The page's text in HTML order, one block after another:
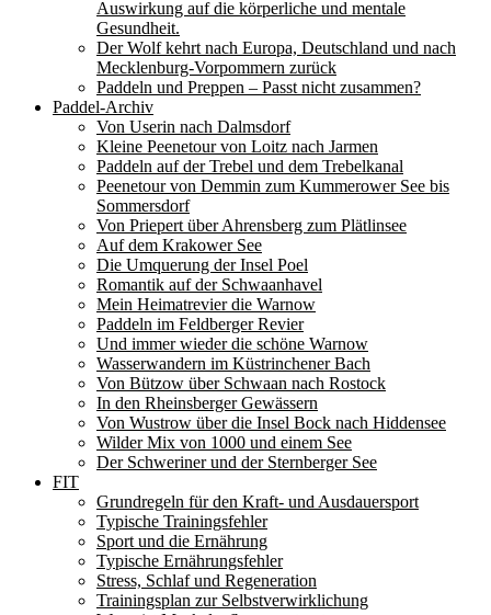
Auswirkung auf die körperliche und mentale
Gesundheit.
Der Wolf kehrt nach Europa, Deutschland und nach
Mecklenburg-Vorpommern zurück
Paddeln und Preppen – Passt nicht zusammen?
Paddel-Archiv
Von Userin nach Dalmsdorf
Kleine Peenetour von Loitz nach Jarmen
Paddeln auf der Trebel und dem Trebelkanal
Peenetour von Demmin zum Kummerower See bis
Sommersdorf
Von Priepert über Ahrensberg zum Plätlinsee
Auf dem Krakower See
Die Umquerung der Insel Poel
Romantik auf der Schwaanhavel
Mein Heimatrevier die Warnow
Paddeln im Feldberger Revier
Und immer wieder die schöne Warnow
Wasserwandern im Küstrinchener Bach
Von Bützow über Schwaan nach Rostock
In den Rheinsberger Gewässern
Von Wustrow über die Insel Bock nach Hiddensee
Wilder Mix von 1000 und einem See
Der Schweriner und der Sternberger See
FIT
Grundregeln für den Kraft- und Ausdauersport
Typische Trainingsfehler
Sport und die Ernährung
Typische Ernährungsfehler
Stress, Schlaf und Regeneration
Trainingsplan zur Selbstverwirklichung